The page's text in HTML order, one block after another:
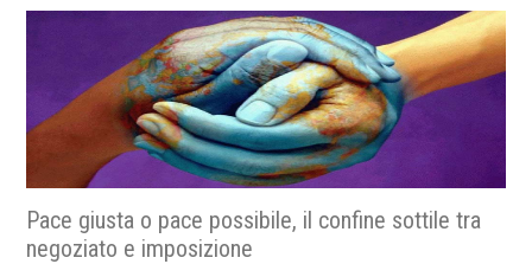
tra
La metropolitana che racconta Roma, quando il
futuro incontra la storia